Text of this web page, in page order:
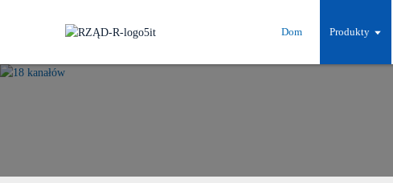
Dom Produkty